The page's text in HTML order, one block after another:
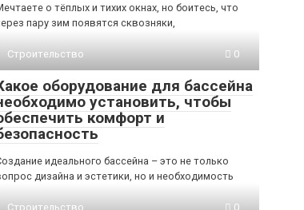
о тёплых и тихих окнах, но боитесь, что
пару зим появятся сквозняки,
Строительство 0
оборудование для бассейна
установить, чтобы
комфорт и
идеального бассейна – это не только
дизайна и эстетики, но и необходимость
Строительство 0